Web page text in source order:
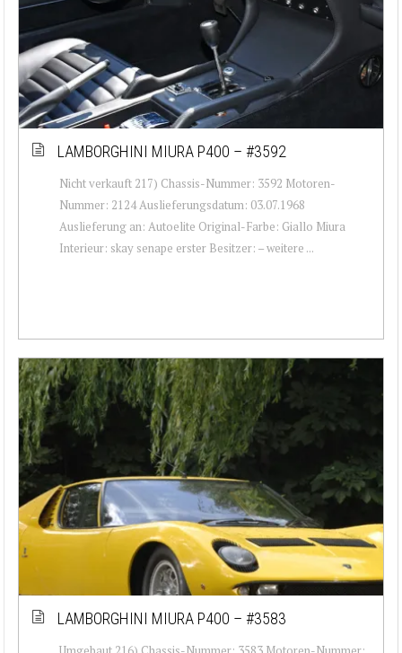
LAMBORGHINI MIURA P400 – #3592
Nicht verkauft 217) Chassis-Nummer: 3592 Motoren-
Nummer: 2124 Auslieferungsdatum: 03.07.1968
Auslieferung an: Autoelite Original-Farbe: Giallo Miura
Interieur: skay senape erster Besitzer: – weitere ...
LAMBORGHINI MIURA P400 – #3583